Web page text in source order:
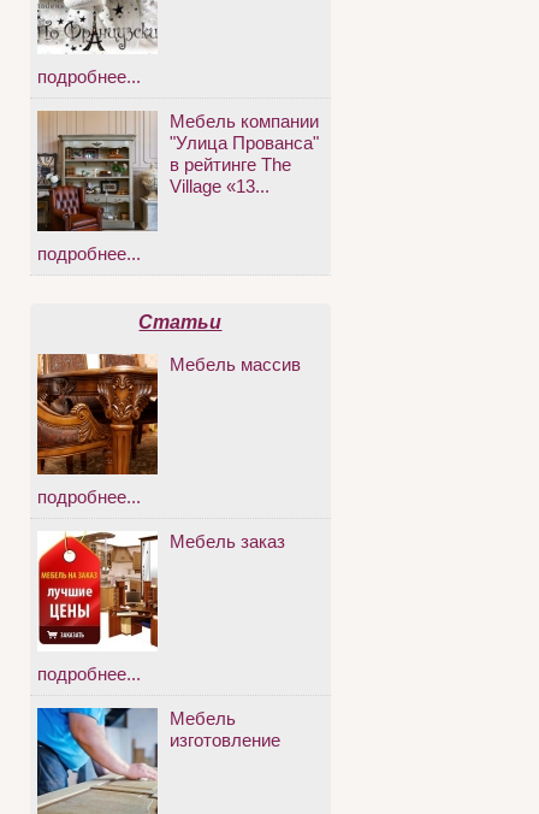
подробнее...
Мебель компании
"Улица Прованса"
в рейтинге The
Village «13...
подробнее...
Статьи
Мебель массив
подробнее...
Мебель заказ
подробнее...
Мебель
изготовление